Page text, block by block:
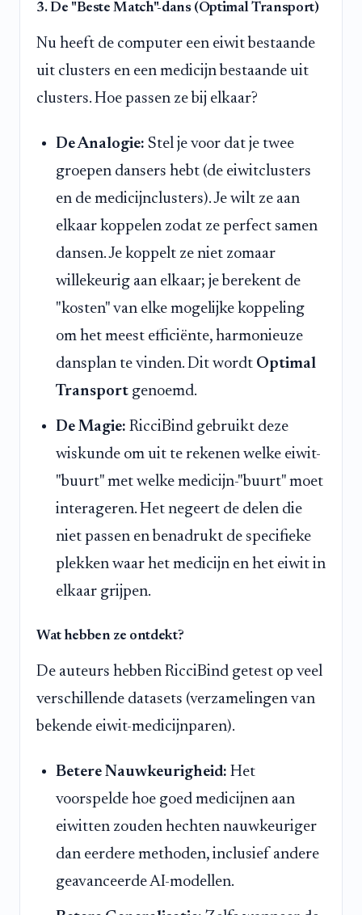
3. De "Beste Match"-dans (Optimal Transport)
Nu heeft de computer een eiwit bestaande
uit clusters en een medicijn bestaande uit
clusters. Hoe passen ze bij elkaar?
De Analogie: Stel je voor dat je twee
groepen dansers hebt (de eiwitclusters
en de medicijnclusters). Je wilt ze aan
elkaar koppelen zodat ze perfect samen
dansen. Je koppelt ze niet zomaar
willekeurig aan elkaar; je berekent de
"kosten" van elke mogelijke koppeling
om het meest efficiënte, harmonieuze
dansplan te vinden. Dit wordt Optimal
Transport genoemd.
De Magie: RicciBind gebruikt deze
wiskunde om uit te rekenen welke eiwit-
"buurt" met welke medicijn-"buurt" moet
interageren. Het negeert de delen die
niet passen en benadrukt de specifieke
plekken waar het medicijn en het eiwit in
elkaar grijpen.
Wat hebben ze ontdekt?
De auteurs hebben RicciBind getest op veel
verschillende datasets (verzamelingen van
bekende eiwit-medicijnparen).
Betere Nauwkeurigheid: Het
voorspelde hoe goed medicijnen aan
eiwitten zouden hechten nauwkeuriger
dan eerdere methoden, inclusief andere
geavanceerde AI-modellen.